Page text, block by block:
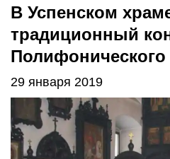
В Успенском
традиционный
Полифонического
29 января 2019